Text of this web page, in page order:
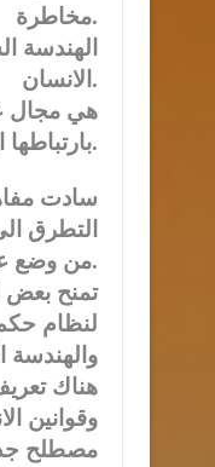
مخاطرة.
الهندسة
الانسان.
هي مجال
بارتباطها ابتداء بحقوق الانسان.
سادت
التطرق
من وضع عدم التقدم الى مصاف الدول المتقدمة.
تمنح بعض
لنظام
والهندسة
هناك
وقوانين
مصطلح